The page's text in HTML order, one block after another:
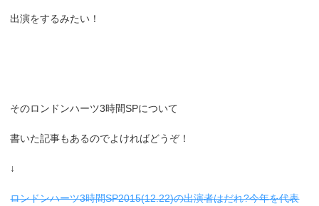
出演をするみたい！
そのロンドンハーツ3時間SPについて
書いた記事もあるのでよければどうぞ！
↓
ロンドンハーツ3時間SP2015(12.22)の出演者はだれ?今年を代表